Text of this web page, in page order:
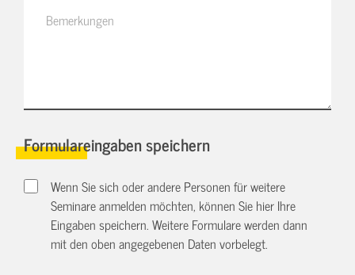
Formulareingaben speichern
Wenn Sie sich oder andere Personen für weitere
Seminare anmelden möchten, können Sie hier Ihre
Eingaben speichern. Weitere Formulare werden dann
mit den oben angegebenen Daten vorbelegt.